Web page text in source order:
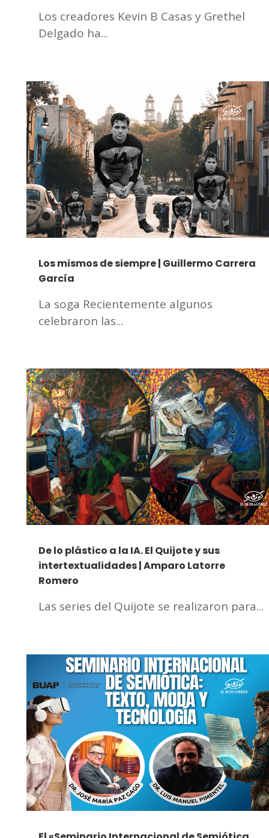
Los creadores Kevin B Casas y Grethel
Delgado ha...
Los mismos de siempre | Guillermo Carrera
García
La soga Recientemente algunos
celebraron las...
De lo plástico a la IA. El Quijote y sus
intertextualidades | Amparo Latorre
Romero
Las series del Quijote se realizaron para...